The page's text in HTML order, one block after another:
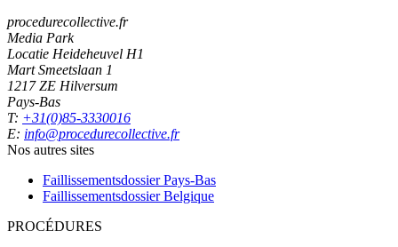
procedurecollective.fr
Media Park
Locatie Heideheuvel H1
Mart Smeetslaan 1
1217 ZE Hilversum
Pays-Bas
T: +31(0)85-3330016
E: info@procedurecollective.fr
Nos autres sites
Faillissementsdossier Pays-Bas
Faillissementsdossier Belgique
PROCÉDURES